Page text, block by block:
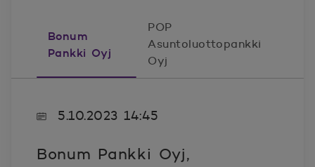
Bonum
Pankki Oyj
POP
Asuntoluottopankki
Oyj
5.10.2023 14:45
Bonum Pankki Oyj,